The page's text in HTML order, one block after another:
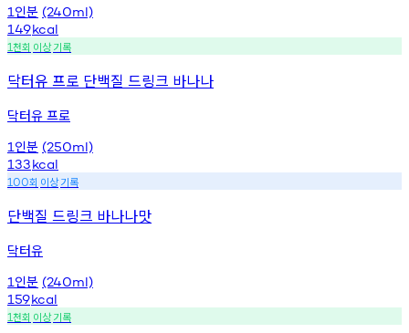
1 인분 (240ml)
149kcal
1천회 이상기록
닥터유 프로 단백질 드링크 바나나
닥터유 프로
1 인분 (250ml)
133kcal
100회 이상기록
단백질 드링크 바나나맛
닥터유
1 인분 (240ml)
159kcal
1천회 이상기록